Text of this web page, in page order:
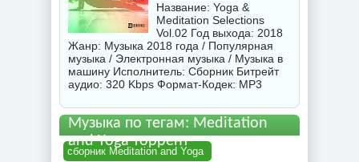
Название: Yoga &
Meditation Selections
Vol.02 Год выхода: 2018
Жанр: Музыка 2018 года / Популярная
музыка / Электронная музыка / Музыка в
машину Исполнитель: Сборник Битрейт
аудио: 320 Kbps Формат-Кодек: MP3
Музыка по тегам: Meditation
and Yoga торрент
сборник Meditation and Yoga